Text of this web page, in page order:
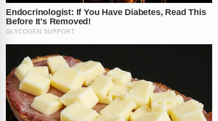
acaba bloqueando a possibilidade de acolhimento. Sem
vulnerabilidade, a pessoa se torna incapaz de pedir
ajuda ou de entender a profundidade do que realmente
Você já sentiu que precisava rir para não chorar ou
conhece alguém que esconde a tristeza atrás de
piadas? Deixe seu comentário e compartilhe sua
experiência sobre esse escudo emocional.